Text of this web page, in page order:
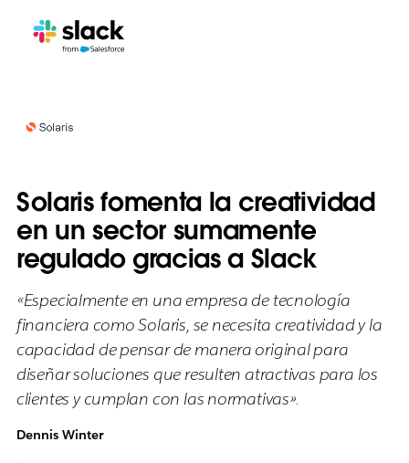
Solaris fomenta la creatividad
en un sector sumamente
regulado gracias a Slack
«Especialmente en una empresa de tecnología
financiera como Solaris, se necesita creatividad y la
capacidad de pensar de manera original para
diseñar soluciones que resulten atractivas para los
clientes y cumplan con las normativas».
Dennis Winter